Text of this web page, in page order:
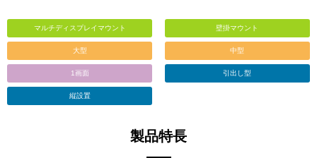
マルチディスプレイマウント 壁掛マウント
大型 中型
1画面 引出し型
縦設置
製品特長